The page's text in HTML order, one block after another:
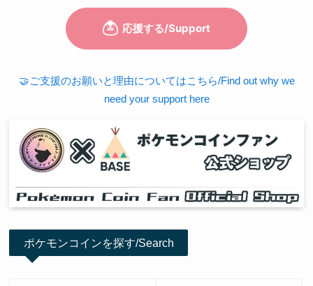
🤝ご支援のお願いと理由についてはこちら/Find out why we
need your support here
ポケモンコインを探す/Search